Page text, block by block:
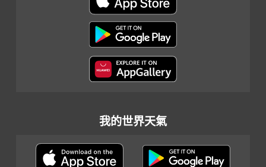
我的世界天氣